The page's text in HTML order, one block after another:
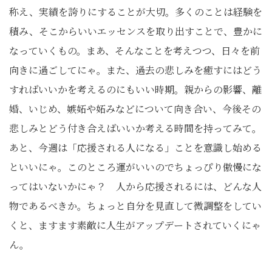
称え、実績を誇りにすることが大切。多くのことは経験を
積み、そこからいいエッセンスを取り出すことで、豊かに
なっていくもの。まあ、そんなことを考えつつ、日々を前
向きに過ごしてにゃ。また、過去の悲しみを癒すにはどう
すればいいかを考えるのにもいい時期。親からの影響、離
婚、いじめ、嫉妬や妬みなどについて向き合い、今後その
悲しみとどう付き合えばいいか考える時間を持ってみて。
あと、今週は「応援される人になる」ことを意識し始める
といいにゃ。このところ運がいいのでちょっぴり傲慢にな
ってはいないかにゃ？ 人から応援されるには、どんな人
物であるべきか。ちょっと自分を見直して微調整をしてい
くと、ますます素敵に人生がアップデートされていくにゃ
ん。